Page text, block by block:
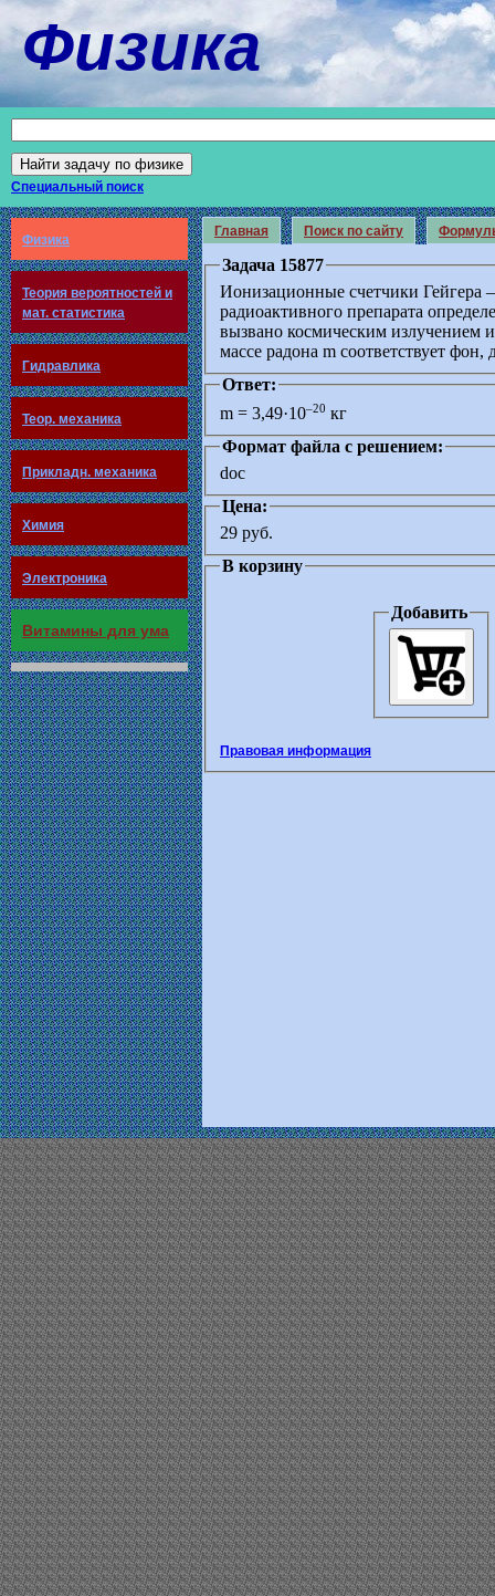
Физика
Специальный поиск
Физика
Теория вероятностей и
мат. статистика
Гидравлика
Теор. механика
Прикладн. механика
Химия
Электроника
Витамины для ума
Главная Поиск по сайту
Задача 15877
Ионизационные счетчики
радиоактивного препарата
вызвано космическим излучением
массе радона m соответствует
Ответ:
m = 3,49·10–20 кг
Формат файла с решением:
doc
Цена:
29 руб.
В корзину
Добавить
Правовая информация